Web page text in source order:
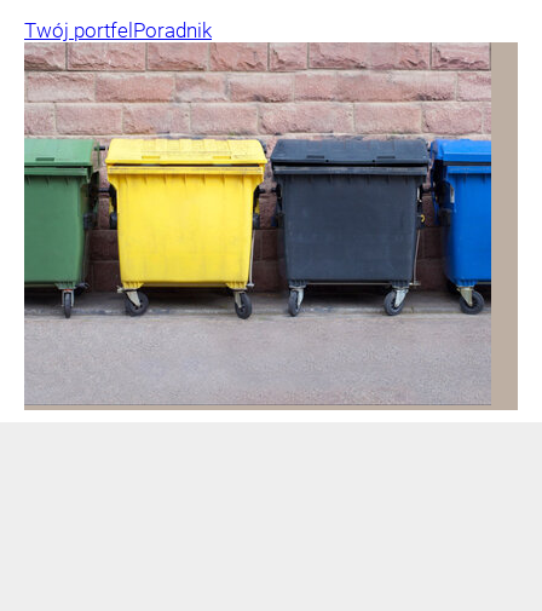
Twój portfel Poradnik